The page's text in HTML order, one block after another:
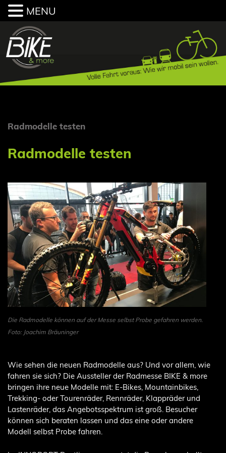
Radmodelle testen
Radmodelle testen
Die Radmodelle können auf der Messe selbst Probe gefahren werden.
Foto: Joachim Bräuninger
Wie sehen die neuen Radmodelle aus? Und vor allem, wie
fahren sie sich? Die Aussteller der Radmesse BIKE & more
bringen ihre neue Modelle mit: E-Bikes, Mountainbikes,
Trekking- oder Tourenräder, Rennräder, Klappräder und
Lastenräder, das Angebotsspektrum ist groß. Besucher
können sich beraten lassen und das eine oder andere
Modell selbst Probe fahren.
MENU